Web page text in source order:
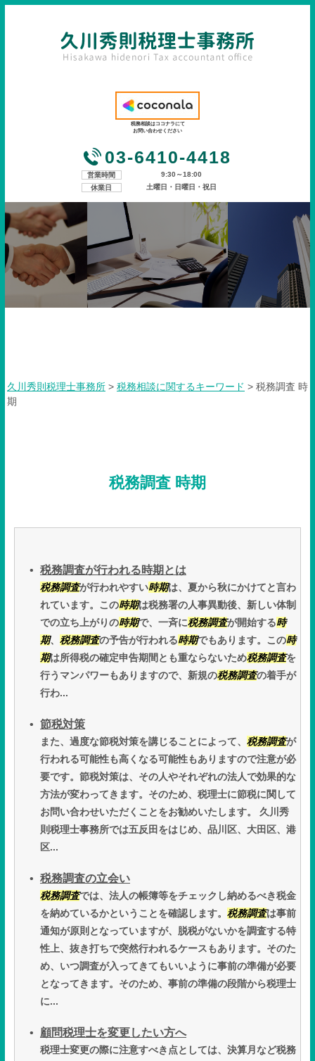
税務相談はココナラにて
お問い合わせください
03-6410-4418
営業時間
9:30～18:00
休業日
土曜日・日曜日・祝日
久川秀則税理士事務所 > 税務相談に関するキーワード > 税務調査 時
期
税務調査 時期
税務調査が行われる時期とは
税務調査が行われやすい時期は、夏から秋にかけてと言わ
れています。この時期は税務署の人事異動後、新しい体制
での立ち上がりの時期で、一斉に税務調査が開始する時
期、 税務調査の予告が行われる時期でもあります。この時
期は所得税の確定申告期間とも重ならないため税務調査を
行うマンパワーもありますので、新規の税務調査の着手が
行わ...
節税対策
また、過度な節税対策を講じることによって、 税務調査が
行われる可能性も高くなる可能性もありますので注意が必
要です。節税対策は、その人やそれぞれの法人で効果的な
方法が変わってきます。そのため、税理士に節税に関して
お問い合わせいただくことをお勧めいたします。 久川秀
則税理士事務所では五反田をはじめ、品川区、大田区、港
区...
税務調査の立会い
税務調査では、法人の帳簿等をチェックし納めるべき税金
を納めているかということを確認します。 税務調査は事前
通知が原則となっていますが、脱税がないかを調査する特
性上、抜き打ちで突然行われるケースもあります。そのた
め、いつ調査が入ってきてもいいように事前の準備が必要
となってきます。そのため、事前の準備の段階から税理士
に...
顧問税理士を変更したい方へ
税理士変更の際に注意すべき点としては、決算月など税務